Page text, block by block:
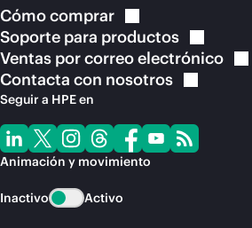
Cómocomprar
Soporte para productos
Ventas por correoelectrónico
Contacta con nosotros
Seguir a HPE en
Animación y movimiento
Inactivo Activo